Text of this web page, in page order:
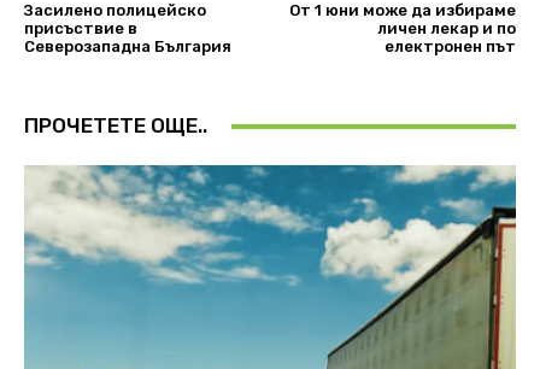
Засилено полицейско
присъствие в
Северозападна България
От 1 юни може да избираме
личен лекар и по
електронен път
ПРОЧЕТЕТЕ ОЩЕ..